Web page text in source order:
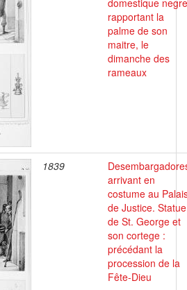
domestique negre
rapportant la
palme de son
maitre, le
dimanche des
rameaux
1839
arrivant en
costume au
de Justice. Statue
de St. George et
son cortege :
précédant la
procession de la
Fête-Dieu